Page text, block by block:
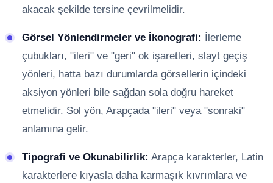
akacak şekilde tersine çevrilmelidir.
Görsel Yönlendirmeler ve İkonografi:
İlerleme
çubukları, "ileri" ve "geri" ok işaretleri, slayt geçiş
yönleri, hatta bazı durumlarda görsellerin içindeki
aksiyon yönleri bile sağdan sola doğru hareket
etmelidir. Sol yön, Arapçada "ileri" veya "sonraki"
anlamına gelir.
Tipografi ve Okunabilirlik: Arapça karakterler, Latin
karakterlere kıyasla daha karmaşık kıvrımlara ve